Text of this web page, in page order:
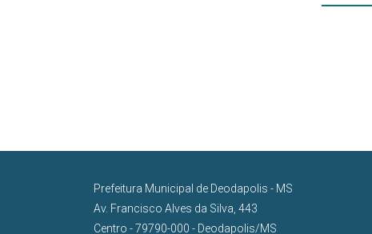
Prefeitura Municipal de Deodapolis - MS
Av. Francisco Alves da Silva, 443
Centro - 79790-000 - Deodapolis/MS